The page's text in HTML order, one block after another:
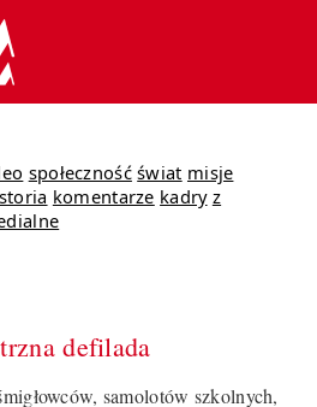
społeczność świat misje
komentarze kadry z
defilada
samolotów szkolnych,